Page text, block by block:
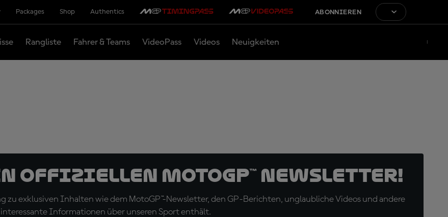
Packages Shop Authentics ABONNIEREN
Rangliste Fahrer & Teams VideoPass Videos Neuigkeiten
offiziellen MotoGP™ Newsletter!
zu exklusiven Inhalten wie dem MotoGP™-Newsletter, den GP-Berichten, unglaubliche Videos und andere
interessante Informationen über unseren Sport enthält.